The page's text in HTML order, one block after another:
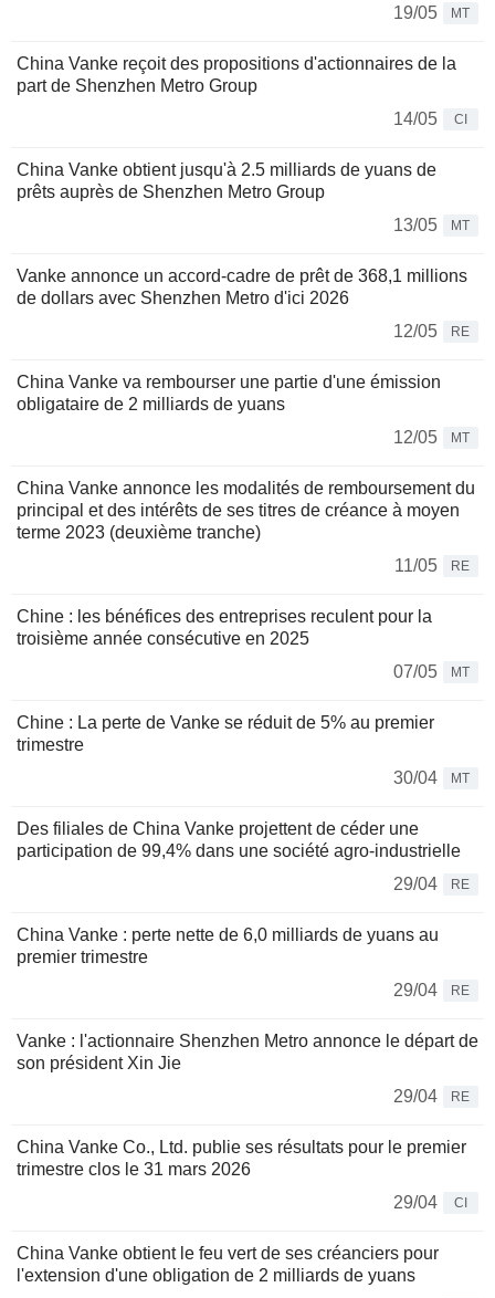
19/05 MT
China Vanke reçoit des propositions d'actionnaires de la
part de Shenzhen Metro Group
14/05
CI
China Vanke obtient jusqu'à 2.5 milliards de yuans de
prêts auprès de Shenzhen Metro Group
13/05
MT
Vanke annonce un accord-cadre de prêt de 368,1 millions
de dollars avec Shenzhen Metro d'ici 2026
12/05
RE
China Vanke va rembourser une partie d'une émission
obligataire de 2 milliards de yuans
12/05
MT
China Vanke annonce les modalités de remboursement du
principal et des intérêts de ses titres de créance à moyen
terme 2023 (deuxième tranche)
11/05
RE
Chine : les bénéfices des entreprises reculent pour la
troisième année consécutive en 2025
07/05
MT
Chine : La perte de Vanke se réduit de 5% au premier
trimestre
30/04
MT
Des filiales de China Vanke projettent de céder une
participation de 99,4% dans une société agro-industrielle
29/04
RE
China Vanke : perte nette de 6,0 milliards de yuans au
premier trimestre
29/04
RE
Vanke : l'actionnaire Shenzhen Metro annonce le départ de
son président Xin Jie
29/04
RE
China Vanke Co., Ltd. publie ses résultats pour le premier
trimestre clos le 31 mars 2026
29/04
CI
China Vanke obtient le feu vert de ses créanciers pour
l'extension d'une obligation de 2 milliards de yuans